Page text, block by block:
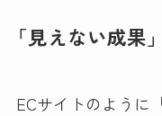
「見えない成果
ECサイトのように